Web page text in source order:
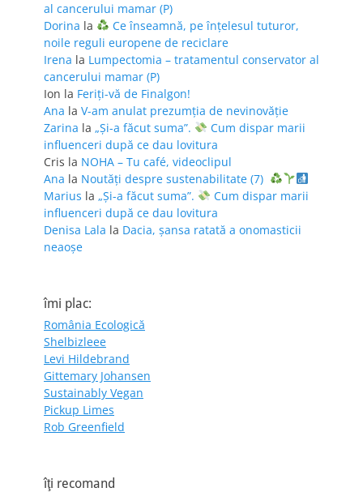
al cancerului mamar (P)
Dorina la
Ce înseamnă, pe înțelesul tuturor,
noile reguli europene de reciclare
Irena la Lumpectomia – tratamentul conservator al
cancerului mamar (P)
Ion la Feriţi-vă de Finalgon!
Ana la V-am anulat prezumția de nevinovăție
Zarina la „Și-a făcut suma”.
Cum dispar marii
influenceri după ce dau lovitura
Cris la NOHA – Tu café, videoclipul
Ana la Noutăți despre sustenabilitate (7)
Marius la „Și-a făcut suma”.
Cum dispar marii
influenceri după ce dau lovitura
Denisa Lala la Dacia, șansa ratată a onomasticii
neaoșe
îmi plac:
România Ecologică
Shelbizleee
Levi Hildebrand
Gittemary Johansen
Sustainably Vegan
Pickup Limes
Rob Greenfield
îţi recomand